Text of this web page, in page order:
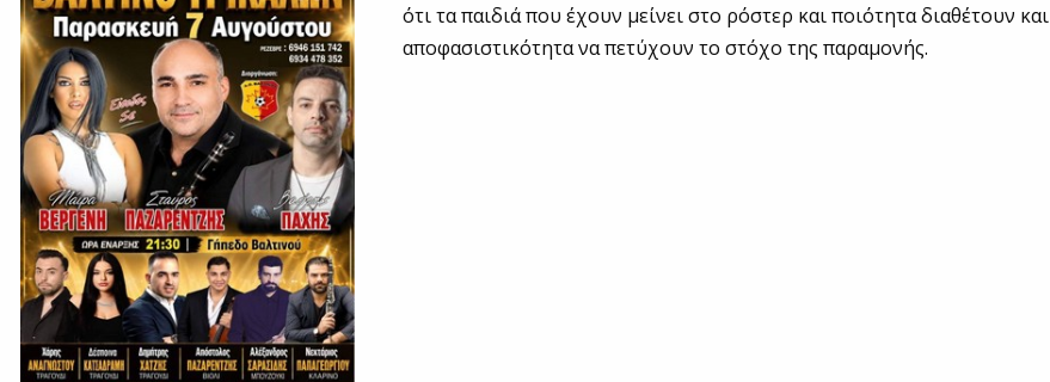
ότι τα παιδιά που έχουν μείνει στο ρόστερ και ποιότητα διαθέτουν και
αποφασιστικότητα να πετύχουν το στόχο της παραμονής.